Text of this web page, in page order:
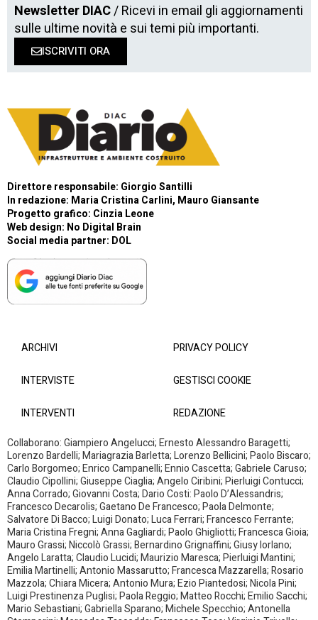
Newsletter DIAC/ Ricevi in email gli aggiornamenti
sulle ultime novità e sui temi più importanti.
ISCRIVITI ORA
Direttore responsabile: Giorgio Santilli
In redazione: Maria Cristina Carlini, Mauro Giansante
Progetto grafico: Cinzia Leone
Web design: No Digital Brain
Social media partner: DOL
ARCHIVI
INTERVISTE
INTERVENTI
PRIVACY POLICY
GESTISCI COOKIE
REDAZIONE
Collaborano: Giampiero Angelucci; Ernesto Alessandro Baragetti;
Lorenzo Bardelli; Mariagrazia Barletta; Lorenzo Bellicini; Paolo Biscaro;
Carlo Borgomeo; Enrico Campanelli; Ennio Cascetta; Gabriele Caruso;
Claudio Cipollini; Giuseppe Ciaglia; Angelo Ciribini; Pierluigi Contucci;
Anna Corrado; Giovanni Costa; Dario Costi: Paolo D’Alessandris;
Francesco Decarolis; Gaetano De Francesco; Paola Delmonte;
Salvatore Di Bacco; Luigi Donato; Luca Ferrari; Francesco Ferrante;
Maria Cristina Fregni; Anna Gagliardi; Paolo Ghigliotti; Francesca Gioia;
Mauro Grassi; Niccolò Grassi; Bernardino Grignaffini; Giusy Iorlano;
Angelo Laratta; Claudio Lucidi; Maurizio Maresca; Pierluigi Mantini;
Emilia Martinelli; Antonio Massarutto; Francesca Mazzarella; Rosario
Mazzola; Chiara Micera; Antonio Mura; Ezio Piantedosi; Nicola Pini;
Luigi Prestinenza Puglisi; Paola Reggio; Matteo Rocchi; Emilio Sacchi;
Mario Sebastiani; Gabriella Sparano; Michele Specchio; Antonella